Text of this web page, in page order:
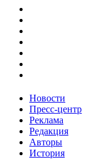
Новости
Пресс-центр
Реклама
Редакция
Авторы
История